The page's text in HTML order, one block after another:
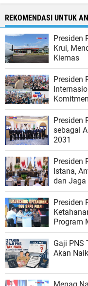
REKOMENDASI UNTUK
Presiden
Krui,
Kiemas
Presiden
Presiden
sebagai
2031
Presiden
Istana,
dan Jaga
Presiden
Program
Gaji PNS
Akan
Menag